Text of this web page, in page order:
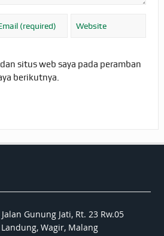
situs web saya pada peramban
berikutnya.
Gunung Jati, Rt. 23 Rw.05
Wagir, Malang